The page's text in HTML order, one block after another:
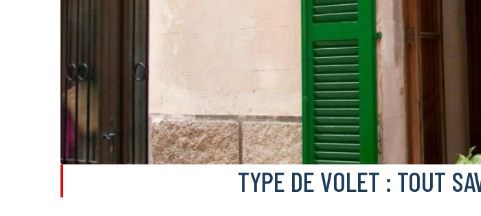
TYPE DE VOLET : TOUT